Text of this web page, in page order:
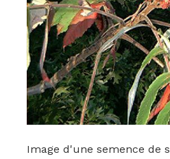
Image d'une semence de